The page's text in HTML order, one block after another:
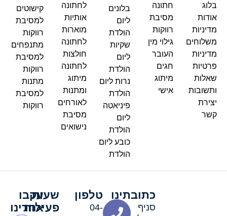
בלוג
אודות
מדיניות
משלוחים
מדיניות
פרטיות
שאלות
ותשובות
יצירת
קשר
חתונה
מסיבת
רווקות
גילוי מין
העובר
חגים
מיתוג
אישי
בלונים
ליום
הולדת
שקיות
ליום
הולדת
נרות ליום
הולדת
פיניאטה
ליום
הולדת
כובע ליום
הולדת
לחתונה
אותיות
מוארות
לחתונה
חולצות
לחתונה
מיתוג
ומתנות
לאורחים
מסיבת
נישואים
קישוטים
למסיבת
רווקות
מתנפחים
למסיבת
רווקות
מתנות
למסיבת
רווקות
כתובתינו
סניף
טלפון
04-
שעות
פעילות
עקבו
אחרינו